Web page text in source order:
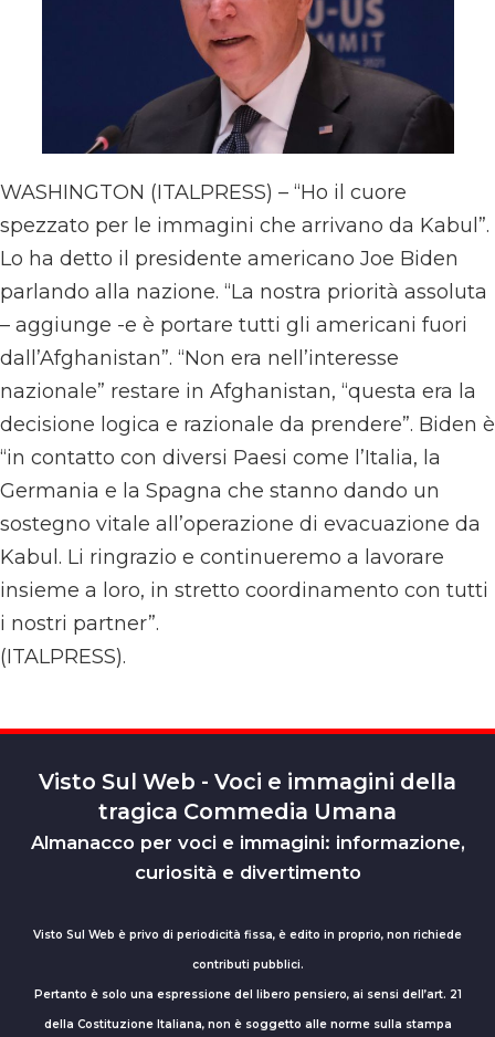
WASHINGTON (ITALPRESS) – “Ho il cuore
spezzato per le immagini che arrivano da Kabul”.
Lo ha detto il presidente americano Joe Biden
parlando alla nazione. “La nostra priorità assoluta
– aggiunge -e è portare tutti gli americani fuori
dall’Afghanistan”. “Non era nell’interesse
nazionale” restare in Afghanistan, “questa era la
decisione logica e razionale da prendere”. Biden è
“in contatto con diversi Paesi come l’Italia, la
Germania e la Spagna che stanno dando un
sostegno vitale all’operazione di evacuazione da
Kabul. Li ringrazio e continueremo a lavorare
insieme a loro, in stretto coordinamento con tutti
i nostri partner”.
(ITALPRESS).
Visto Sul Web - Voci e immagini della
tragica Commedia Umana
Almanacco per voci e immagini: informazione,
curiosità e divertimento
Visto Sul Web è privo di periodicità fissa, è edito in proprio, non richiede
contributi pubblici.
Pertanto è solo una espressione del libero pensiero, ai sensi dell’art. 21
della Costituzione Italiana, non è soggetto alle norme sulla stampa